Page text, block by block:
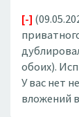
[-]
обоих).
У вас нет
вложений